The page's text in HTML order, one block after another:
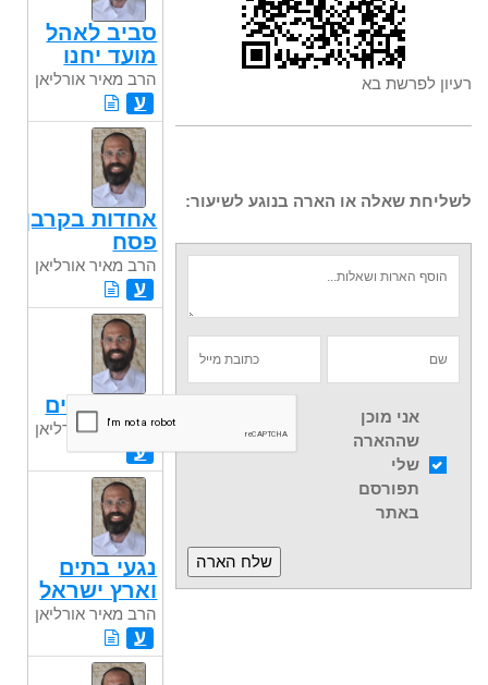
רעיון לפרשת בא
לשליחת שאלה או הארה בנוגע לשיעור:
אני מוכן
שההארה
שלי
תפורסם
באתר
סביב לאהל
מועד יחנו
הרב מאיר אורליאן
ע
אחדות בקרבן
פסח
הרב מאיר אורליאן
ע
יראת שמים
הרב מאיר אורליאן
ע
נגעי בתים
וארץ ישראל
הרב מאיר אורליאן
ע